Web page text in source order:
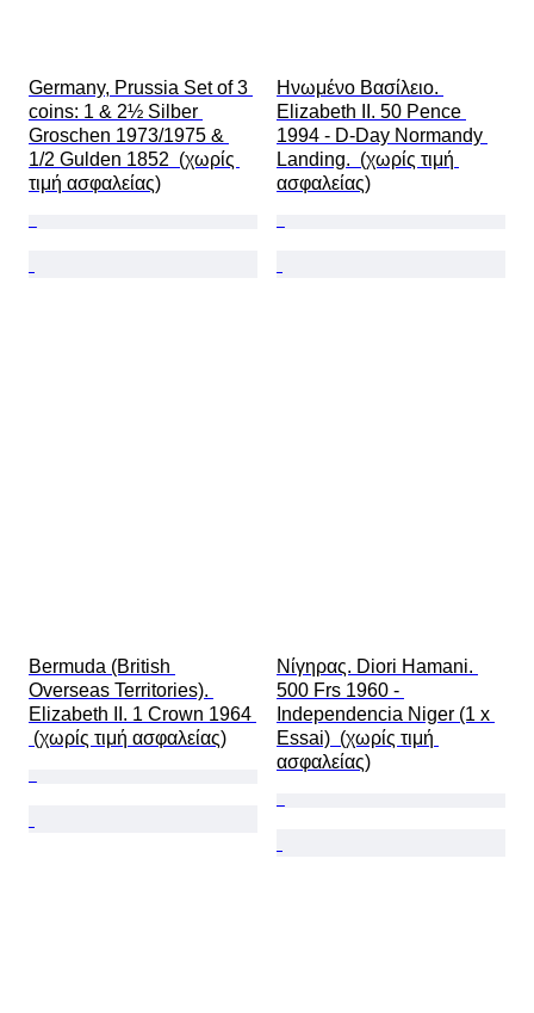
Germany, Prussia Set of 3
coins: 1 & 2½ Silber
Groschen 1973/1975 &
1/2 Gulden 1852  (χωρίς
τιμή ασφαλείας)
Ηνωμένο Βασίλειο.
Elizabeth II. 50 Pence
1994 - D-Day Normandy
Landing.  (χωρίς τιμή
ασφαλείας)
Bermuda (British
Overseas Territories).
Elizabeth II. 1 Crown 1964
(χωρίς τιμή ασφαλείας)
Νίγηρας. Diori Hamani.
500 Frs 1960 -
Independencia Niger (1 x
Essai)  (χωρίς τιμή
ασφαλείας)